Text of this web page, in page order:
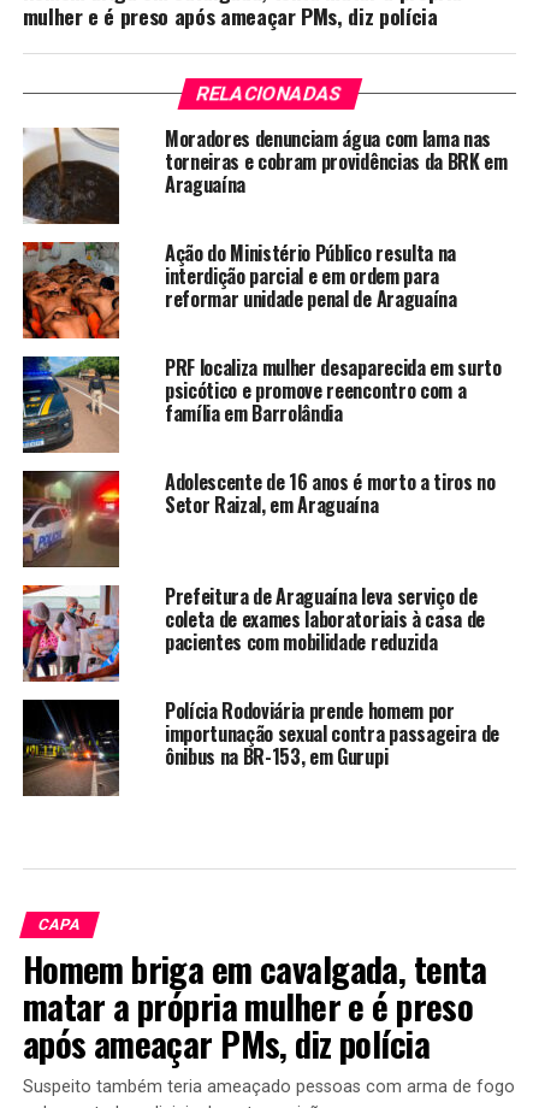
mulher e é preso após ameaçar PMs, diz polícia
RELACIONADAS
Moradores denunciam água com lama nas
torneiras e cobram providências da BRK em
Araguaína
Ação do Ministério Público resulta na
interdição parcial e em ordem para
reformar unidade penal de Araguaína
PRF localiza mulher desaparecida em surto
psicótico e promove reencontro com a
família em Barrolândia
Adolescente de 16 anos é morto a tiros no
Setor Raizal, em Araguaína
Prefeitura de Araguaína leva serviço de
coleta de exames laboratoriais à casa de
pacientes com mobilidade reduzida
Polícia Rodoviária prende homem por
importunação sexual contra passageira de
ônibus na BR-153, em Gurupi
CAPA
Homem briga em cavalgada, tenta
matar a própria mulher e é preso
após ameaçar PMs, diz polícia
Suspeito também teria ameaçado pessoas com arma de fogo